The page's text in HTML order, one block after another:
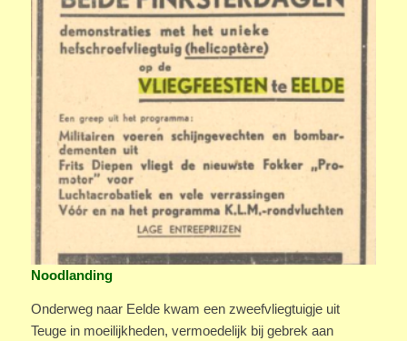
Noodlanding
Onderweg naar Eelde kwam een zweefvliegtuigje uit
Teuge in moeilijkheden, vermoedelijk bij gebrek aan